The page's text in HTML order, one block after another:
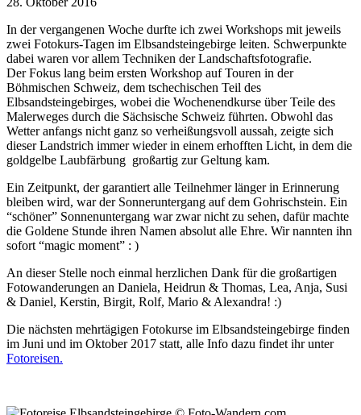
In der vergangenen Woche durfte ich zwei Workshops mit jeweils
zwei Fotokurs-Tagen im Elbsandsteingebirge leiten. Schwerpunkte
dabei waren vor allem Techniken der Landschaftsfotografie.
Der Fokus lang beim ersten Workshop auf Touren in der
Böhmischen Schweiz, dem tschechischen Teil des
Elbsandsteingebirges, wobei die Wochenendkurse über Teile des
Malerweges durch die Sächsische Schweiz führten. Obwohl das
Wetter anfangs nicht ganz so verheißungsvoll aussah, zeigte sich
dieser Landstrich immer wieder in einem erhofften Licht, in dem die
goldgelbe Laubfärbung großartig zur Geltung kam.
Ein Zeitpunkt, der garantiert alle Teilnehmer länger in Erinnerung
bleiben wird, war der Sonneruntergang auf dem Gohrischstein. Ein
“schöner” Sonnenuntergang war zwar nicht zu sehen, dafür machte
die Goldene Stunde ihren Namen absolut alle Ehre. Wir nannten ihn
sofort “magic moment” : )
An dieser Stelle noch einmal herzlichen Dank für die großartigen
Fotowanderungen an Daniela, Heidrun & Thomas, Lea, Anja, Susi
& Daniel, Kerstin, Birgit, Rolf, Mario & Alexandra! :)
Die nächsten mehrtägigen Fotokurse im Elbsandsteingebirge finden
im Juni und im Oktober 2017 statt, alle Info dazu findet ihr unter
Fotoreisen.